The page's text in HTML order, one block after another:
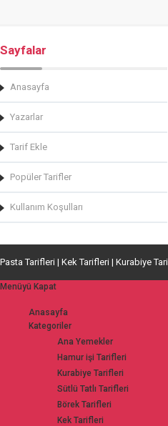
Sayfalar
Anasayfa
Yazarlar
Tarif Ekle
Popüler Tarifler
Kullanım Koşulları
Pasta Tarifleri | Kek Tarifleri | Kurabiye
Menüyü Kapat
Anasayfa
Kategoriler
Ana Yemekler
Hamur işi Tarifleri
Kurabiye Tarifleri
Sütlü Tatlı Tarifleri
Börek Tarifleri
Kek Tarifleri